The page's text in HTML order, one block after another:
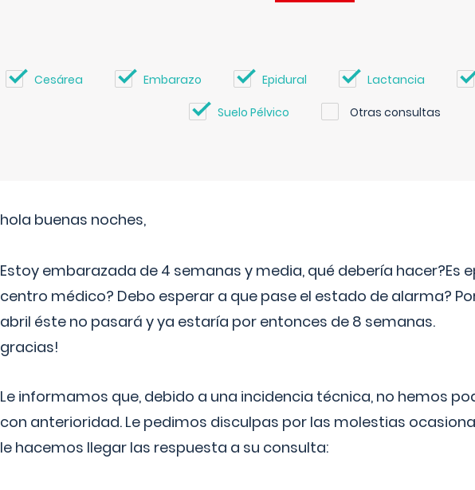
Cesárea Embarazo Epidural Lactancia
Suelo Pélvico Otras consultas
hola buenas noches,
Estoy embarazada de 4 semanas y media, qué debería hacer?Es
centro médico? Debo esperar a que pase el estado de alarma?
abril éste no pasará y ya estaría por entonces de 8 semanas.
gracias!
Le informamos que, debido a una incidencia técnica, no hemos
con anterioridad. Le pedimos disculpas por las molestias
le hacemos llegar las respuesta a su consulta: